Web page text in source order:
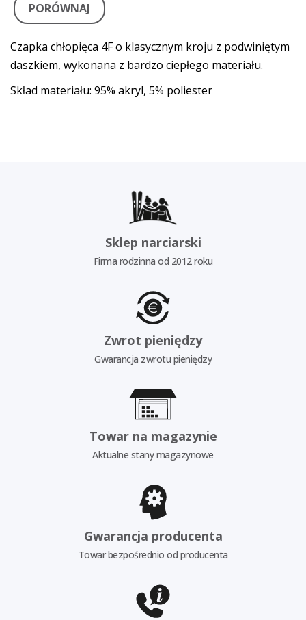
PORÓWNAJ
Czapka chłopięca 4F o klasycznym kroju z podwiniętym
daszkiem, wykonana z bardzo ciepłego materiału.
Skład materiału: 95% akryl, 5% poliester
Sklep narciarski
Firma rodzinna od 2012 roku
Zwrot pieniędzy
Gwarancja zwrotu pieniędzy
Towar na magazynie
Aktualne stany magazynowe
Gwarancja producenta
Towar bezpośrednio od producenta